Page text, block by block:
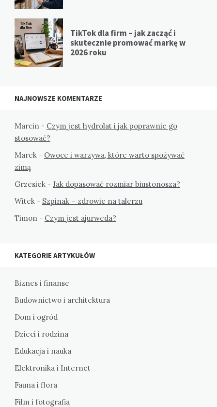
TikTok dla firm – jak zacząć i
skutecznie promować markę w
2026 roku
NAJNOWSZE KOMENTARZE
Marcin - Czym jest hydrolat i jak poprawnie go
stosować?
Marek - Owoce i warzywa, które warto spożywać
zimą
Grzesiek - Jak dopasować rozmiar biustonosza?
Witek - Szpinak – zdrowie na talerzu
Timon - Czym jest ajurweda?
KATEGORIE ARTYKUŁÓW
Biznes i finanse
Budownictwo i architektura
Dom i ogród
Dzieci i rodzina
Edukacja i nauka
Elektronika i Internet
Fauna i flora
Film i fotografia